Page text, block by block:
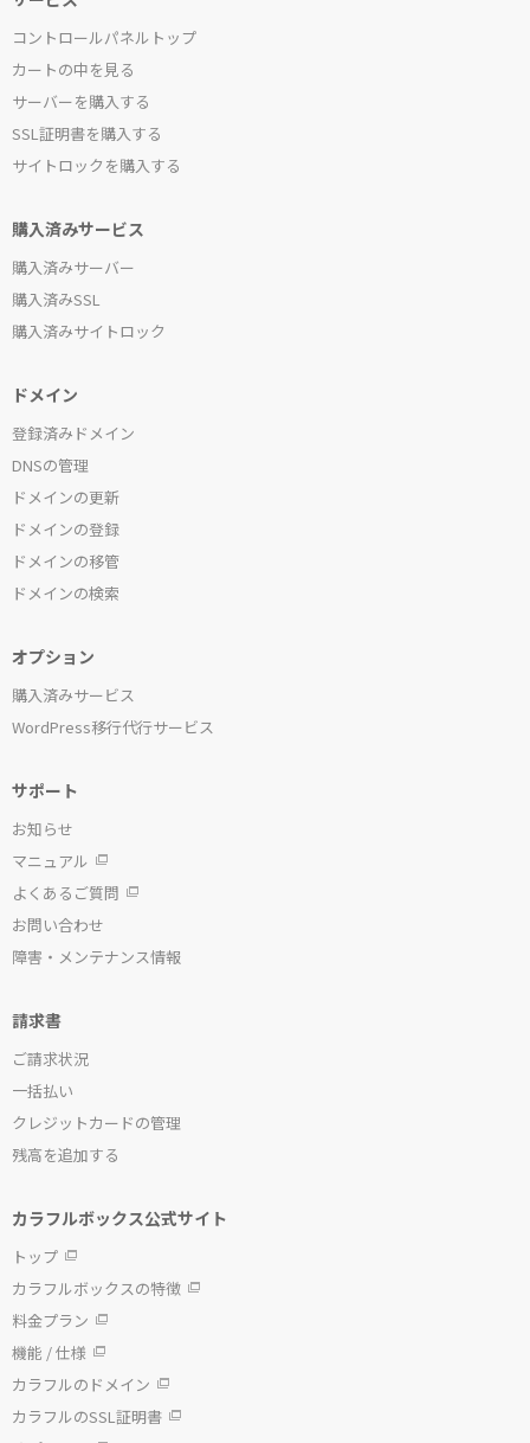
コントロールパネルトップ
カートの中を見る
サーバーを購入する
SSL証明書を購入する
サイトロックを購入する
購入済みサービス
購入済みサーバー
購入済みSSL
購入済みサイトロック
ドメイン
登録済みドメイン
DNSの管理
ドメインの更新
ドメインの登録
ドメインの移管
ドメインの検索
オプション
購入済みサービス
WordPress移行代行サービス
サポート
お知らせ
マニュアル
よくあるご質問
お問い合わせ
障害・メンテナンス情報
請求書
ご請求状況
一括払い
クレジットカードの管理
残高を追加する
カラフルボックス公式サイト
トップ
カラフルボックスの特徴
料金プラン
機能 / 仕様
カラフルのドメイン
カラフルのSSL証明書